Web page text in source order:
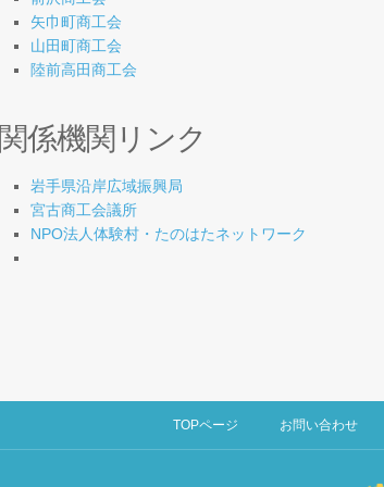
矢巾町商工会
山田町商工会
陸前高田商工会
関係機関リンク
岩手県沿岸広域振興局
宮古商工会議所
NPO法人体験村・たのはたネットワーク
TOPページ お問い合わせ